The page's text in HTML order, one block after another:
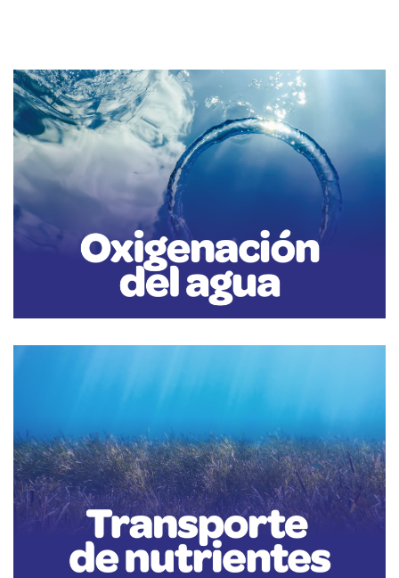
Oxigenación del agua
Las olas agitan la superficie del agua, lo que favorece la mezcla de
oxígeno atmosférico con el agua de mar.
Esto es esencial para mantener niveles adecuados de oxígeno disuelto en
el agua, que es vital para la vida marina, incluyendo peces, crustáceos y
otras formas de vida acuática.
La falta de oxígeno puede llevar a la muerte de organismos marinos y a la
formación de zonas muertas.
orgánicas a través del agua.
Esto es fundamental para alimentar la base de la cadena alimentaria
marina, ya que proporciona nutrientes esenciales para el fitoplancton,
que a su vez sirve de alimento para otros organismos marinos,
incluyendo zooplancton, peces y mamíferos marinos.